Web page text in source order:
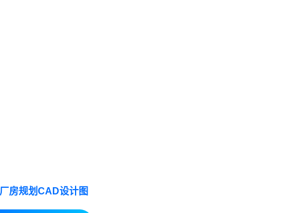
房规划CAD设计图